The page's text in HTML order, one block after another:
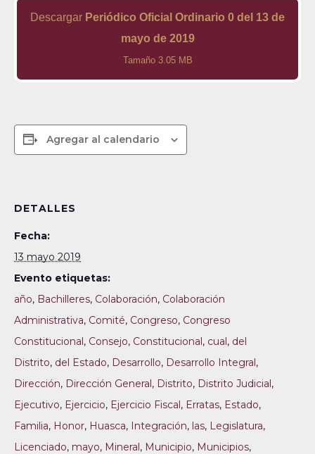
Descargar Periódico Oficial Ordinario 0 del 13 de
mayo de 2019
Tamaño 3.05 MB
Agregar al calendario
DETALLES
Fecha:
13 mayo 2019
Evento etiquetas:
año, Bachilleres, Colaboración, Colaboración
Administrativa, Comité, Congreso, Congreso
Constitucional, Consejo, Constitucional, cual, del
Distrito, del Estado, Desarrollo, Desarrollo Integral,
Dirección, Dirección General, Distrito, Distrito Judicial,
Ejecutivo, Ejercicio, Ejercicio Fiscal, Erratas, Estado,
Familia, Honor, Huasca, Integración, las, Legislatura,
Licenciado, mayo, Mineral, Municipio, Municipios,